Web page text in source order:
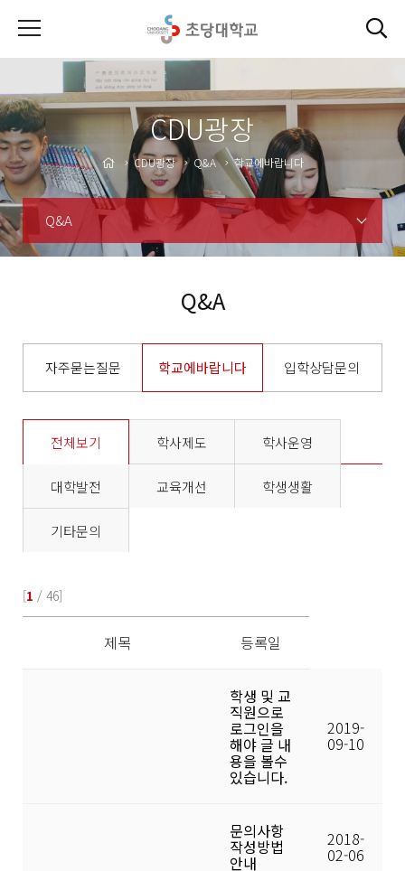
CDU광장
Q&A
CDU광장 Q&A 학교에바랍니다
Q&A
자주묻는질문 학교에바랍니다 입학상담문의
전체보기 학사제도 학사운영
대학발전 교육개선 학생생활
기타문의
[1 / 46]
제목 등록일
학생 및 교
직원으로
로그인을
해야 글 내
용을 볼수
있습니다.
2019-
09-10
문의사항
작성방법
안내
2018-
02-06